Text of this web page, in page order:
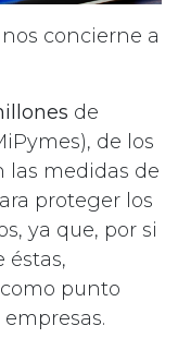
concierne a
de
de los
las medidas de
proteger los
ya que, por si
éstas,
punto